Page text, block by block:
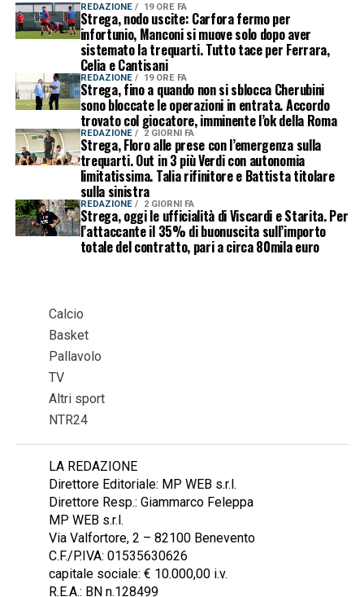
REDAZIONE 19 ORE FA
Strega, nodo uscite: Carfora fermo per
infortunio, Manconi si muove solo dopo aver
sistemato la trequarti. Tutto tace per Ferrara,
Celia e Cantisani
REDAZIONE 19 ORE FA
Strega, fino a quando non si sblocca Cherubini
sono bloccate le operazioni in entrata. Accordo
trovato col giocatore, imminente l’ok della Roma
REDAZIONE 2 GIORNI FA
Strega, Floro alle prese con l’emergenza sulla
trequarti. Out in 3 più Verdi con autonomia
limitatissima. Talia rifinitore e Battista titolare
sulla sinistra
REDAZIONE 2 GIORNI FA
Strega, oggi le ufficialità di Viscardi e Starita. Per
l’attaccante il 35% di buonuscita sull’importo
totale del contratto, pari a circa 80mila euro
Calcio
Basket
Pallavolo
TV
Altri sport
NTR24
LA REDAZIONE
Direttore Editoriale: MP WEB s.r.l.
Direttore Resp.: Giammarco Feleppa
MP WEB s.r.l.
Via Valfortore, 2 – 82100 Benevento
C.F./P.IVA: 01535630626
capitale sociale: € 10.000,00 i.v.
R.E.A.: BN n.128499